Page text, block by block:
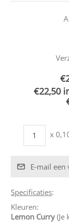
€22,50
x
Specificaties:
Kleuren:
Lemon Curry (Je